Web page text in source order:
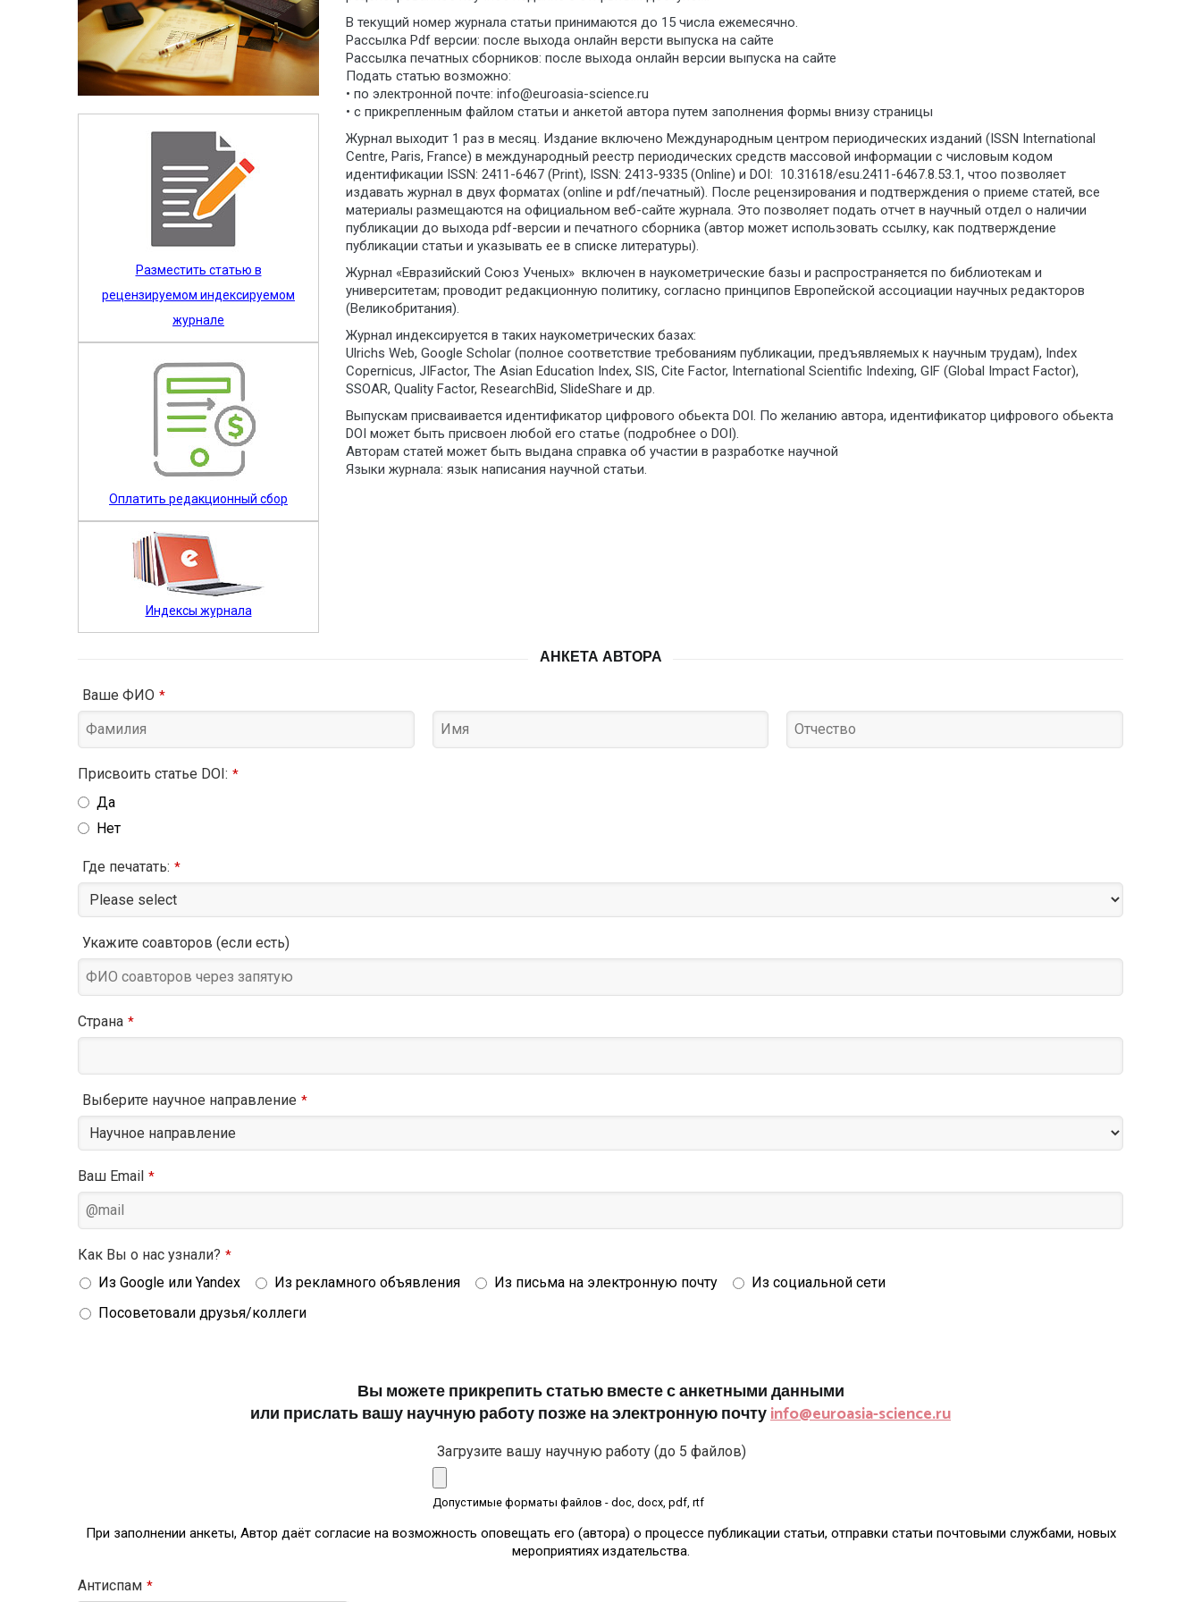
Разместить статью в
рецензируемом индексируемом
журнале
Оплатить редакционный сбор
Индексы журнала
В текущий номер журнала статьи принимаются до 15 числа ежемесячно.
Рассылка Pdf версии: после выхода онлайн версти выпуска на сайте
Рассылка печатных сборников: после выхода онлайн версии выпуска на сайте
Подать статью возможно:
• по электронной почте: info@euroasia-science.ru
• с прикрепленным файлом статьи и анкетой автора путем заполнения формы внизу страницы
Журнал выходит 1 раз в месяц. Издание включено Международным центром периодических изданий (ISSN International
Centre, Paris, France) в международный реестр периодических средств массовой информации с числовым кодом
идентификации ISSN: 2411-6467 (Print), ISSN: 2413-9335 (Online) и DOI: 10.31618/esu.2411-6467.8.53.1, чтоо позволяет
издавать журнал в двух форматах (online и pdf/печатный). После рецензирования и подтверждения о приеме статей, все
материалы размещаются на официальном веб-сайте журнала. Это позволяет подать отчет в научный отдел о наличии
публикации до выхода pdf-версии и печатного сборника (автор может использовать ссылку, как подтверждение
публикации статьи и указывать ее в списке литературы).
Журнал «Евразийский Союз Ученых» включен в наукометрические базы и распространяется по библиотекам и
университетам; проводит редакционную политику, согласно принципов Европейской ассоциации научных редакторов
(Великобритания).
Журнал индексируется в таких наукометрических базах:
Ulrichs Web, Google Scholar (полное соответствие требованиям публикации, предъявляемых к научным трудам), Index
Copernicus, JIFactor, The Asian Education Index, SIS, Cite Factor, International Scientific Indexing, GIF (Global Impact Factor),
SSOAR, Quality Factor, ResearchBid, SlideShare и др.
Выпускам присваивается идентификатор цифрового обьекта DOI. По желанию автора, идентификатор цифрового обьекта
DOI может быть присвоен любой его статье (подробнее о DOI).
Авторам статей может быть выдана справка об участии в разработке научной
Языки журнала: язык написания научной статьи.
АНКЕТА АВТОРА
Ваше ФИО *
Присвоить статье DOI: *
Да
Нет
Где печатать: *
Укажите соавторов (если есть)
Страна *
Выберите научное направление *
Ваш Email *
Как Вы о нас узнали? *
Из Google или Yandex Из рекламного объявления Из письма на электронную почту
Из социальной сети
Посоветовали друзья/коллеги
Вы можете прикрепить статью вместе с анкетными данными
или прислать вашу научную работу позже на электронную почтуinfo@euroasia-science.ru
Загрузите вашу научную работу (до 5 файлов)
Допустимые форматы файлов - doc, docx, pdf, rtf
При заполнении анкеты, Автор даёт согласие на возможность оповещать его (автора) о процессе публикации статьи, отправки статьи почтовыми службами, новых
мероприятиях издательства.
Антиспам *